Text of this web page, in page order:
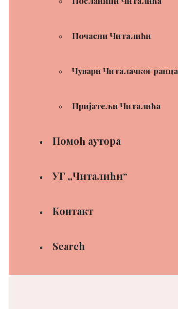
Почасни Читалићи
Чувари Читалачког ранца
Пријатељи Читалића
Помоћ аутора
УГ ,,Читалићи“
Контакт
Search